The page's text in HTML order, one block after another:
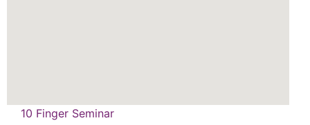
10 Finger Seminar